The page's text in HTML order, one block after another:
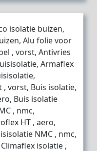
isolatie buizen,
Alu folie voor
, vorst, Antivries
Armaflex
vorst, Buis isolatie,
Buis isolatie
, nmc,
HT , aero,
NMC , nmc,
isolatie ,